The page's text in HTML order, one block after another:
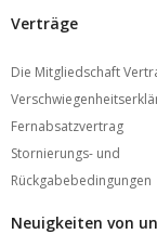
Verträge
Die Mitgliedschaft
Fernabsatzvertrag
Stornierungs- und
Rückgabebedingungen
Neuigkeiten von